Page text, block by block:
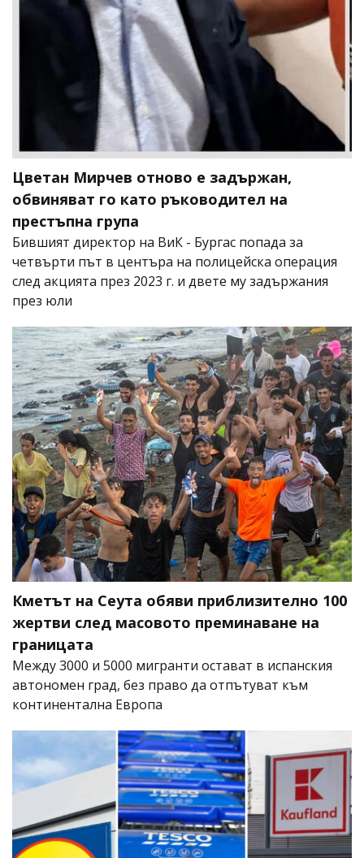
Цветан Мирчев отново е задържан,
обвиняват го като ръководител на
престъпна група
Бившият директор на ВиК - Бургас попада за
четвърти път в центъра на полицейска операция
след акцията през 2023 г. и двете му задържания
през юли
Кметът на Сеута обяви приблизително 100
жертви след масовото преминаване на
границата
Между 3000 и 5000 мигранти остават в испанския
автономен град, без право да отпътуват към
континентална Европа